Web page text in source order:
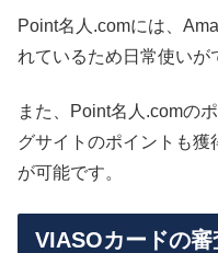
Point名人.comには、
れているため日常使いが
また、Point名人.comの
グサイトのポイントも獲
が可能です。
VIASOカードの審